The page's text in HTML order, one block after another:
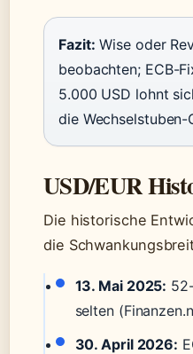
Fazit: Wise oder
beobachten; ECB-
5.000 USD lohnt
die Wechselstuben-
USD/EUR
Die historische
die
13. Mai 2025:
selten
30. April 2026: